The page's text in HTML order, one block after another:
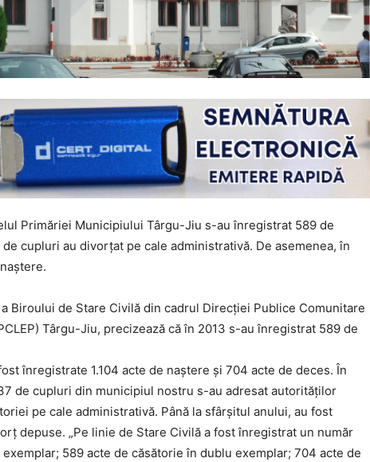
Primăriei Municipiului Târgu-Jiu s-au înregistrat 589 de
cupluri au divorţat pe cale administrativă. De asemenea, în
Biroului de Stare Civilă din cadrul Direcţiei Publice Comunitare
Târgu-Jiu, precizează că în 2013 s-au înregistrat 589 de
înregistrate 1.104 acte de naştere şi 704 acte de deces. În
de cupluri din municipiul nostru s-au adresat autorităţilor
pe cale administrativă. Până la sfârşitul anului, au fost
depuse. „Pe linie de Stare Civilă a fost înregistrat un număr
589 acte de căsătorie în dublu exemplar; 704 acte de